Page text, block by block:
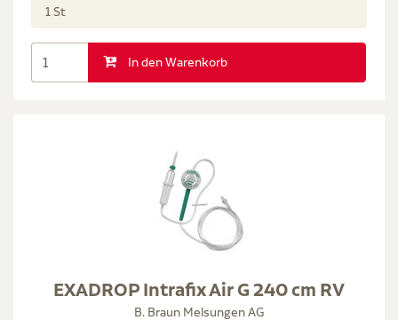
1 St
In den Warenkorb
EXADROP Intrafix Air G 240 cm RV
B. Braun Melsungen AG